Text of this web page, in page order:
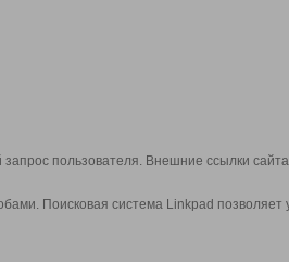
пользователя. Внешние ссылки
Поисковая система Linkpad позволяет